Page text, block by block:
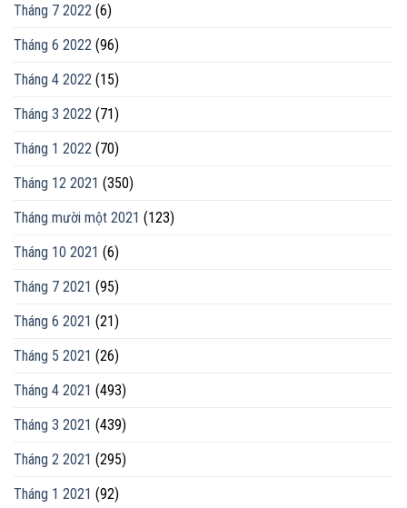
Tháng 7 2022 (6)
Tháng 6 2022 (96)
Tháng 4 2022 (15)
Tháng 3 2022 (71)
Tháng 1 2022 (70)
Tháng 12 2021 (350)
Tháng mười một 2021 (123)
Tháng 10 2021 (6)
Tháng 7 2021 (95)
Tháng 6 2021 (21)
Tháng 5 2021 (26)
Tháng 4 2021 (493)
Tháng 3 2021 (439)
Tháng 2 2021 (295)
Tháng 1 2021 (92)